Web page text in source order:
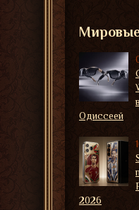
Одиссеей
2026